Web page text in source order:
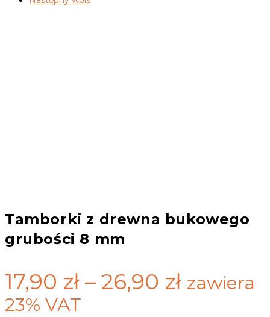
Tamborki z drewna bukowego
grubości 8 mm
17,90 zł – 26,90 złZakres
zawiera
23% VAT